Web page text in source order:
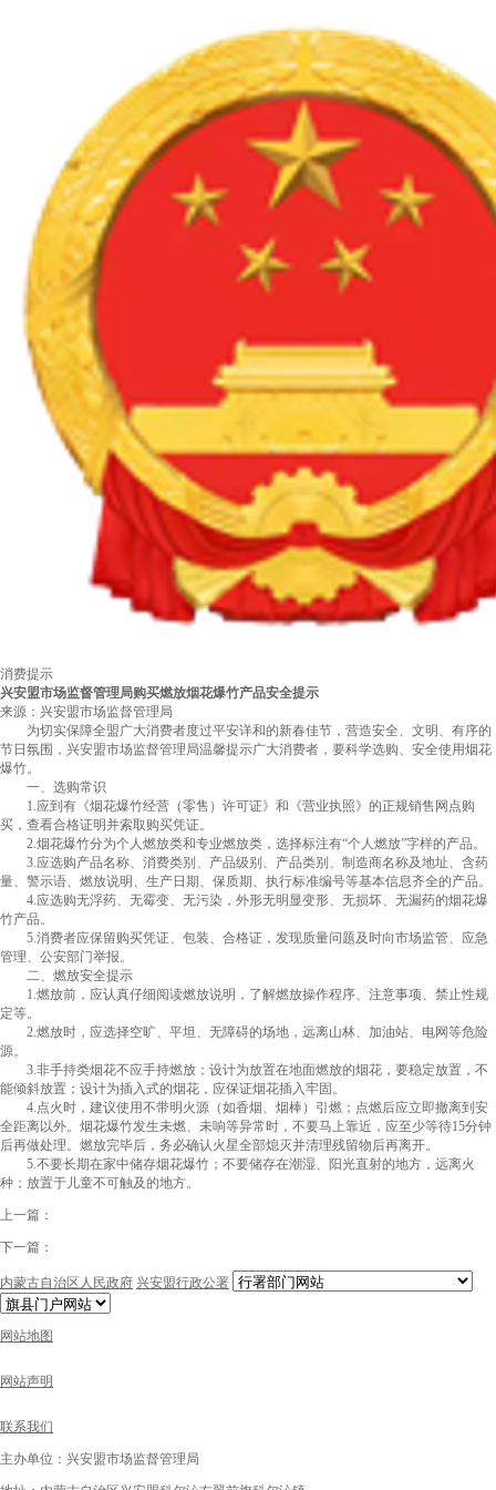
消费提示
兴安盟市场监督管理局购买燃放烟花爆竹产品安全提示
来源：兴安盟市场监督管理局
为切实保障全盟广大消费者度过平安详和的新春佳节，营造安全、文明、有序的
节日氛围，兴安盟市场监督管理局温馨提示广大消费者，要科学选购、安全使用烟花
爆竹。
一、选购常识
1.应到有《烟花爆竹经营（零售）许可证》和《营业执照》的正规销售网点购
买，查看合格证明并索取购买凭证。
2.烟花爆竹分为个人燃放类和专业燃放类，选择标注有“个人燃放”字样的产品。
3.应选购产品名称、消费类别、产品级别、产品类别、制造商名称及地址、含药
量、警示语、燃放说明、生产日期、保质期、执行标准编号等基本信息齐全的产品。
4.应选购无浮药、无霉变、无污染，外形无明显变形、无损坏、无漏药的烟花爆
竹产品。
5.消费者应保留购买凭证、包装、合格证，发现质量问题及时向市场监管、应急
管理、公安部门举报。
二、燃放安全提示
1.燃放前，应认真仔细阅读燃放说明，了解燃放操作程序、注意事项、禁止性规
定等。
2.燃放时，应选择空旷、平坦、无障碍的场地，远离山林、加油站、电网等危险
源。
3.非手持类烟花不应手持燃放；设计为放置在地面燃放的烟花，要稳定放置，不
能倾斜放置；设计为插入式的烟花，应保证烟花插入牢固。
4.点火时，建议使用不带明火源（如香烟、烟棒）引燃；点燃后应立即撤离到安
全距离以外。烟花爆竹发生未燃、未响等异常时，不要马上靠近，应至少等待15分钟
后再做处理。燃放完毕后，务必确认火星全部熄灭并清理残留物后再离开。
5.不要长期在家中储存烟花爆竹；不要储存在潮湿、阳光直射的地方，远离火
种；放置于儿童不可触及的地方。
上一篇：
下一篇：
内蒙古自治区人民政府 兴安盟行政公署
网站地图
网站声明
联系我们
主办单位：兴安盟市场监督管理局